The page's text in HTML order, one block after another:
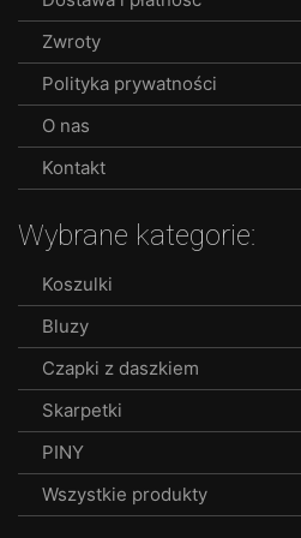
Zwroty
Polityka prywatności
O nas
Kontakt
Wybrane kategorie:
Koszulki
Bluzy
Czapki z daszkiem
Skarpetki
PINY
Wszystkie produkty